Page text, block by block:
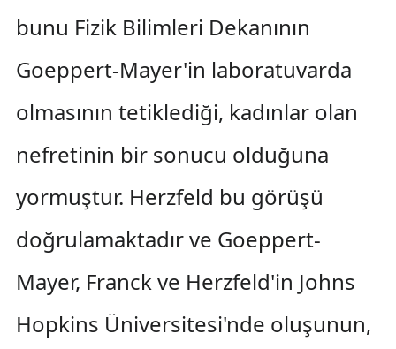
bunu Fizik Bilimleri Dekanının
Goeppert-Mayer'in laboratuvarda
olmasının tetiklediği, kadınlar olan
nefretinin bir sonucu olduğuna
yormuştur. Herzfeld bu görüşü
doğrulamaktadır ve Goeppert-
Mayer, Franck ve Herzfeld'in Johns
Hopkins Üniversitesi'nde oluşunun,